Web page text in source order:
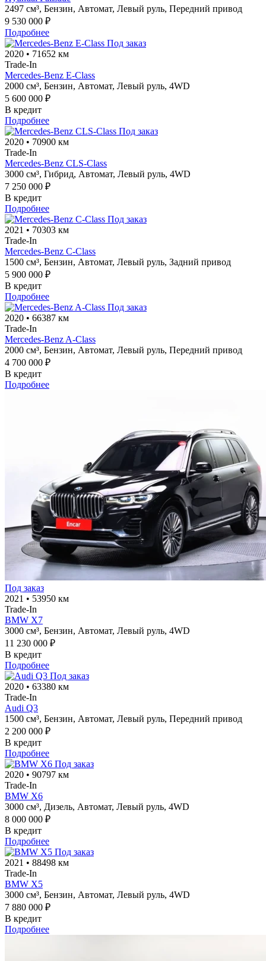
2497 см³, Бензин, Автомат, Левый руль, Передний привод
9 530 000 ₽
Подробнее
Под заказ
2020 • 71652 км
Trade-In
Mercedes-Benz E-Class
2000 см³, Бензин, Автомат, Левый руль, 4WD
5 600 000 ₽
В кредит
Подробнее
Под заказ
2020 • 70900 км
Trade-In
Mercedes-Benz CLS-Class
3000 см³, Гибрид, Автомат, Левый руль, 4WD
7 250 000 ₽
В кредит
Подробнее
Под заказ
2021 • 70303 км
Trade-In
Mercedes-Benz C-Class
1500 см³, Бензин, Автомат, Левый руль, Задний привод
5 900 000 ₽
В кредит
Подробнее
Под заказ
2020 • 66387 км
Trade-In
Mercedes-Benz A-Class
2000 см³, Бензин, Автомат, Левый руль, Передний привод
4 700 000 ₽
В кредит
Подробнее
Под заказ
2021 • 53950 км
Trade-In
BMW X7
3000 см³, Бензин, Автомат, Левый руль, 4WD
11 230 000 ₽
В кредит
Подробнее
Под заказ
2020 • 63380 км
Trade-In
Audi Q3
1500 см³, Бензин, Автомат, Левый руль, Передний привод
2 200 000 ₽
В кредит
Подробнее
Под заказ
2020 • 90797 км
Trade-In
BMW X6
3000 см³, Дизель, Автомат, Левый руль, 4WD
8 000 000 ₽
В кредит
Подробнее
Под заказ
2021 • 88498 км
Trade-In
BMW X5
3000 см³, Бензин, Автомат, Левый руль, 4WD
7 880 000 ₽
В кредит
Подробнее